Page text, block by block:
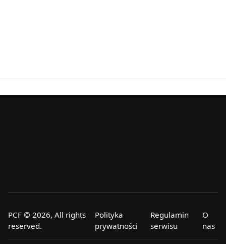
PCF © 2026, All rights
reserved.
Polityka
prywatności
Regulamin
serwisu
O
nas